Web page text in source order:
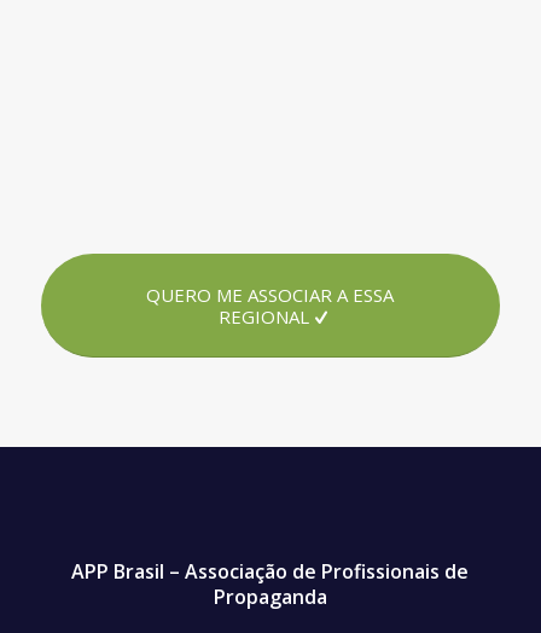
QUERO ME ASSOCIAR A ESSA
REGIONAL
APP Brasil – Associação de Profissionais de
Propaganda